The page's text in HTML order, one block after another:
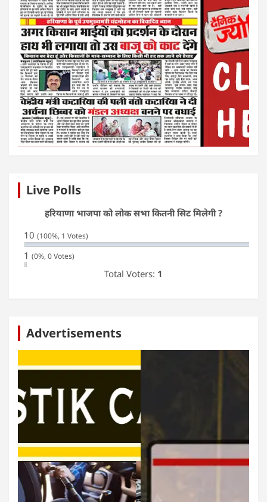
Live Polls
हरियाणा भाजपा को लोक सभा कितनी सिट मिलेगी ?
10 (100%, 1 Votes)
1 (0%, 0 Votes)
Total Voters: 1
Advertisements